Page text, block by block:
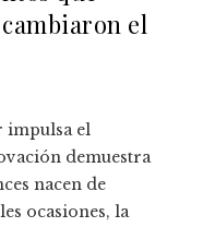
el
impulsa el
demuestra
nacen de
ocasiones, la